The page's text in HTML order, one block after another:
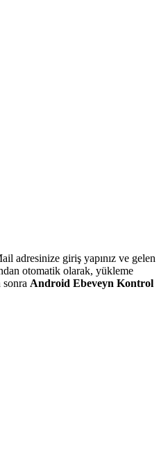
adresinize giriş yapınız ve gelen
otomatik olarak, yükleme
sonra Android Ebeveyn Kontrol